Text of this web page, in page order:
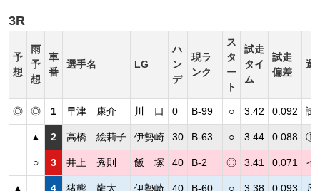
3R
予
想
雨
予
想
車
番
選手名 LG
ハ
ン
デ
現ラ
ンク
ス
タ
ー
ト
試走
タイ
ム
試走
偏差
選
◎ ◎ 1 早津 康介 川 口 0 B-99 ○ 3.42 0.092 試
▲ 2 高橋 絵莉子 伊勢崎 30 B-63 ○ 3.44 0.088 ①
○ 3 井上 秀則 飯 塚 40 B-2 ◎ 3.41 0.071 イ
▲ 4 猪熊 龍太 伊勢崎 40 B-60 ○ 3.38 0.093 凡